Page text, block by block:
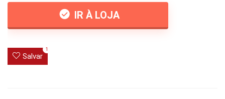
IR À LOJA
Salvar
1